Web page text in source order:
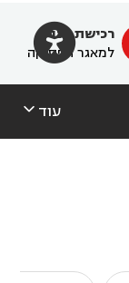

רכישת מנוי
למאגר הפסיקה
עוד 